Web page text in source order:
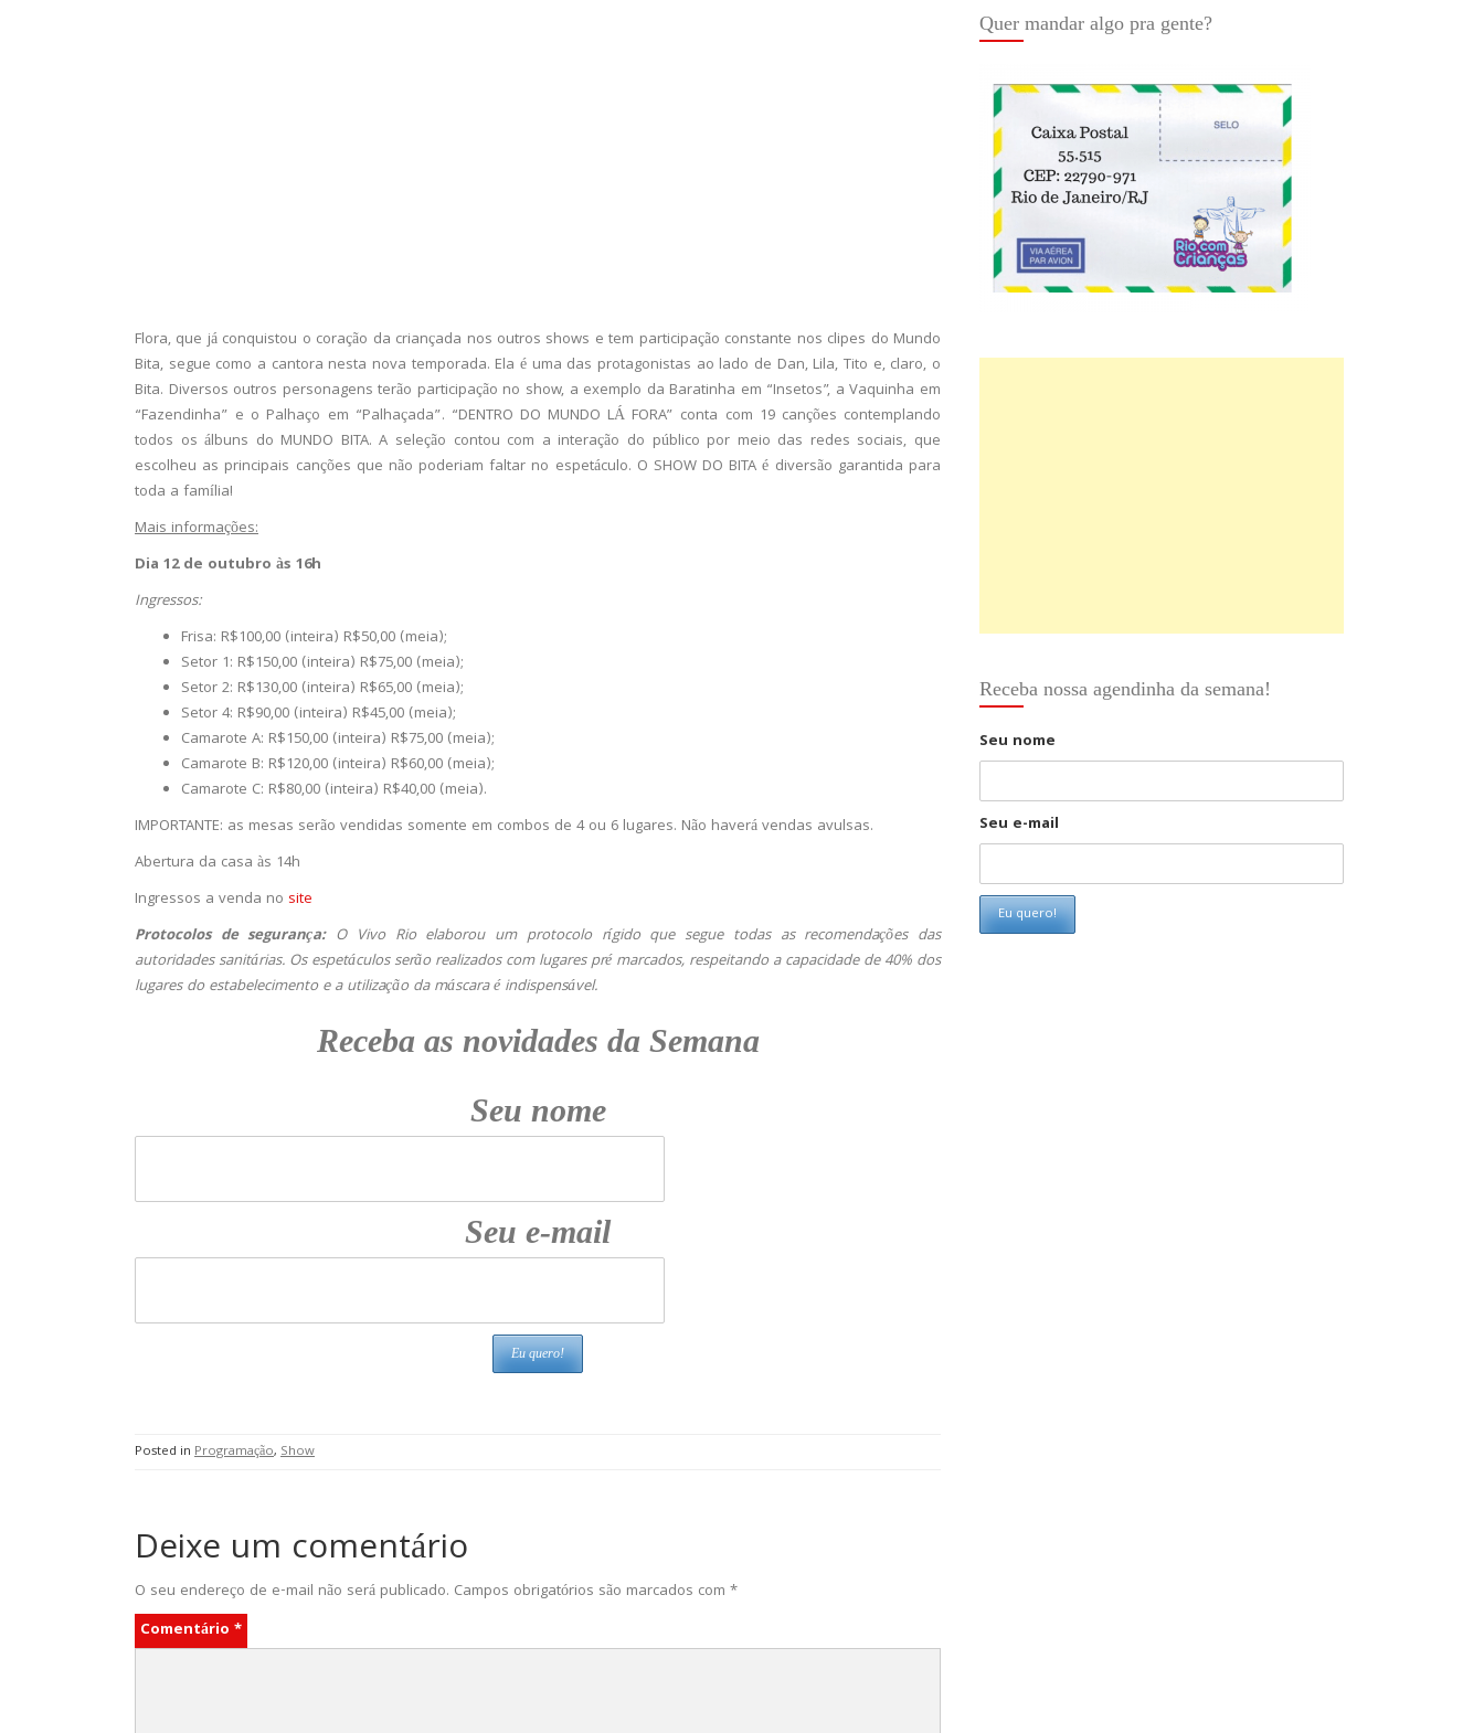
Flora, que já conquistou o coração da criançada nos outros shows e tem participação constante nos clipes do Mundo
Bita, segue como a cantora nesta nova temporada. Ela é uma das protagonistas ao lado de Dan, Lila, Tito e, claro, o
Bita. Diversos outros personagens terão participação no show, a exemplo da Baratinha em “Insetos”, a Vaquinha em
“Fazendinha” e o Palhaço em “Palhaçada”. “DENTRO DO MUNDO LÁ FORA” conta com 19 canções contemplando
todos os álbuns do MUNDO BITA. A seleção contou com a interação do público por meio das redes sociais, que
escolheu as principais canções que não poderiam faltar no espetáculo. O SHOW DO BITA é diversão garantida para
toda a família!
Mais informações:
Dia 12 de outubro às 16h
Ingressos:
Frisa: R$100,00 (inteira) R$50,00 (meia);
Setor 1: R$150,00 (inteira) R$75,00 (meia);
Setor 2: R$130,00 (inteira) R$65,00 (meia);
Setor 4: R$90,00 (inteira) R$45,00 (meia);
Camarote A: R$150,00 (inteira) R$75,00 (meia);
Camarote B: R$120,00 (inteira) R$60,00 (meia);
Camarote C: R$80,00 (inteira) R$40,00 (meia).
IMPORTANTE: as mesas serão vendidas somente em combos de 4 ou 6 lugares. Não haverá vendas avulsas.
Abertura da casa às 14h
Ingressos a venda no site
Protocolos de segurança:O Vivo Rio elaborou um protocolo rígido que segue todas as recomendações das
autoridades sanitárias. Os espetáculos serão realizados com lugares pré marcados, respeitando a capacidade de 40% dos
lugares do estabelecimento e a utilização da máscara é indispensável.
Receba as novidades da Semana
Seu nome
Seu e-mail
Posted in Programação, Show
Deixe um comentário
O seu endereço de e-mail não será publicado. Campos obrigatórios são marcados com *
Comentário *
Quer mandar algo pra gente?
Receba nossa agendinha da semana!
Seu nome
Seu e-mail